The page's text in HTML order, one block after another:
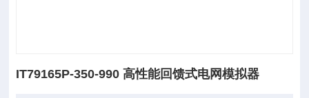
IT79165P-350-990 高性能回馈式电网模拟器